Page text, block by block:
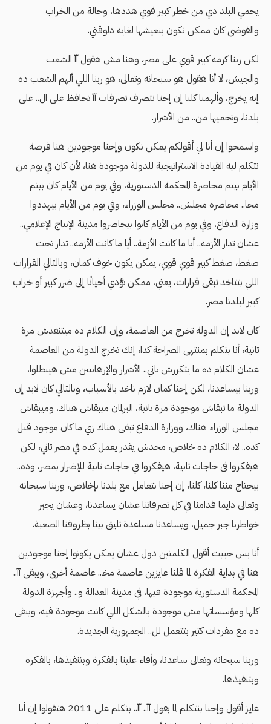
يحمي البلد دي من خطر كبير قوي هددها، وحالة من الخراب
والفوضى كان ممكن نكون بنعيشها لغاية دلوقتي.
لكن ربنا كرمه كبير قوي على مصر، وهنا مش هقول آآ الشعب
والجيش، لا أنا هقول هو سبحانه وتعالى، هو ربنا اللي ألهم الشعب ده
إنه يخرج، وألهمنا كلنا إن إحنا نتصرف تصرفات آآ تحافظ على ال.. على
بلدنا، وتحميها من.. من الأشرار.
واسمحوا إن أنا لي أقولكم يمكن نكون وإحنا موجودين هنا فرصة
نتكلم ليه القيادة الاستراتيجية للدولة موجودة هنا، لأن كان في يوم من
الأيام بيتم محاصرة المحكمة الدستورية، وفي يوم من الأيام كان بيتم
محا.. محاصرة مجلش.. مجلس الوزراء، وفي يوم من الأيام بيهددوا
وزارة الدفاع، وفي يوم من الأيام كانوا بيحاصروا مدينة الإنتاج الإعلامي..
عشان تدار الأزمة.. أيا ما كانت الأزمة.. أيا ما كانت الأزمة.. تدار تحت
ضغط، ضغط كبير قوي قوي، يمكن يكون خوف كمان، وبالتالي القرارات
اللي بتتاخد تبقى قرارات، يعني، ممكن تؤدي أحيانًا إلى ضرر كبير أو خراب
كبير لبلدنا مصر.
كان لابد إن الدولة تخرج من العاصمة، وإن الكلام ده ميتنفذش مرة
تانية، أنا بتكلم بمنتهى الصراحة كدا، إنك تخرج الدولة من العاصمة
عشان الكلام ده ما يتكررش تاني.. الأشرار والإرهابيين مش هيبطلوا،
وربنا بيساعدنا، لكن إحنا كمان لازم ناخد بالأسباب، وبالتالي كان لابد إن
الدولة ما تبقاش موجودة مرة تانية، البرلمان ميبقاش هناك، وميبقاش
مجلس الوزراء هناك، ووزارة الدفاع تبقى هناك زي ما كان موجود قبل
كده.. لا، الكلام ده خلاص، محدش يقدر يعمل كده في مصر تاني، لكن
هيفكروا في حاجات تانية، هيفكروا في حاجات تانية للإضرار بمصر، وده..
بيحتاج مننا كلنا، كلنا، إن إحنا نتعامل مع بلدنا بإخلاص، وربنا سبحانه
وتعالى دايما قدامنا في كل تصرفاتنا عشان يساعدنا، وعشان يجبر
خواطرنا جبر جميل، ويساعدنا مساعدة تليق بينا بظروفنا الصعبة.
أنا بس حبيت أقول الكلمتين دول عشان يمكن يكونوا إحنا موجودين
هنا في بداية الفكرة لما قلنا عايزين عاصمة مخـ.. عاصمة أخرى، ويبقى آآ..
المحكمة الدستورية موجودة فيها، في مدينة العدالة و.. وأجهزة الدولة
كلها ومؤسساتها مش موجودة بالشكل اللي كانت موجودة فيه، ويبقى
ده مع مفردات كتير بتتعمل لل.. الجمهورية الجديدة.
وربنا سبحانه وتعالى ساعدنا، وأفاء علينا بالفكرة وبتنفيذها، بالفكرة
وبتنفيذها.
عايز أقول وإحنا بنتكلم لما بقول آآ.. آآ.. بتكلم على 2011 هتقولوا إن أنا